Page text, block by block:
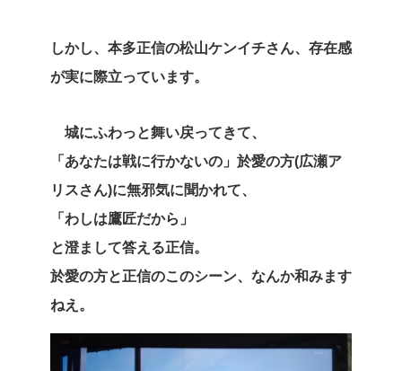
しかし、本多正信の松山ケンイチさん、存在感
が実に際立っています。
城にふわっと舞い戻ってきて、
「あなたは戦に行かないの」於愛の方(広瀬ア
リスさん)に無邪気に聞かれて、
「わしは鷹匠だから」
と澄まして答える正信。
於愛の方と正信のこのシーン、なんか和みます
ねえ。